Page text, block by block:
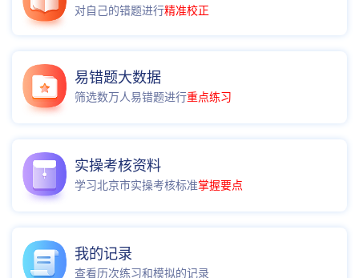
对自己的错题进行精准校正
易错题大数据
筛选数万人易错题进行重点练习
实操考核资料
学习北京市实操考核标准掌握要点
我的记录
查看历次练习和模拟的记录